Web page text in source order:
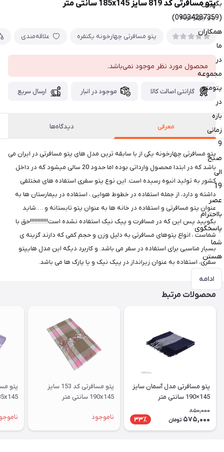
بگیرین
(09034287359)
همکاران
ما
در
مجموعه
پتومتو
در
بازه
زمانی
9
صبح
الی
19
عصر
بااحترام
پاسخگوی
شما
هستن
ادامه
پتو مسافرتی کد 819 سایز 185x145 سانتی متر
پتو چهارخونه
پتو مسافرتی چهارخونه یکنفره علاقه‌مندی
محصول مورد نظر موجود نمی‌باشد.
گارانتی اصالت کالا موجود در انبار ارسال سریع
معرفی دیدگاه‌ها
پتو مسافرتی چهارخونه یکی از با سابقه ترین مدل های پتو مسافرتی در ایران می
باشد که در ابتدا محصول وارداتی بوده اما حدود 20 سالی میشود که در داخل
کشور به تولید انبوه رسیده است. این نوع پتو سفری استفاده های مختلفی
داشته و دارد، از جمله استفاده در خطوط هوایی ، استفاده در بیمارستان ها به
عنوان پتو مسافرتی و استفاده در خانه ها به عنوان پتو تابستانه و ….شاید
بگویید پس این که در مسافرت و پیک نیک استفاده نشده است!!!!!!!!!!!!حق با
شماست ، انواع پتوهای مسافرتی به دلیل وزن و حجم کمی که دارند گزینه ی
بسیار مناسبی برای استفاده در سفر می باشد. و کاربرد دیگه این مدل هایپتو
سفری، استفاده به عنوان زیرانداز در پیک نیک و یا پارک ها می باشد.
محصولات مرتبط
پتو مسافرتی مدل آسمان سایز
145×190 سانتی متر
850,000
575,000 تومان 33٪
پتو مسافرتی کد 153 سایز
190x145 سانتی متر
ناموجود
185x145 سانتی متر